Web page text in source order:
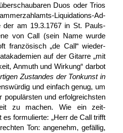
Duos oder Trios
Liquidations-Ad­
der am 19.3.1767 in St. Pauls-
von Call (sein Name wurde
französisch „de Call“ wieder­
auf der Gitarre „mit
Anmuth und Wirkung“ darbot
Zustandes der Tonkunst in
und einfach genug, um
populärsten und erfolg­reichsten
zu machen. Wie ein zeit­
formulierte: „Herr de Call trifft
Ton: angenehm, gefällig,